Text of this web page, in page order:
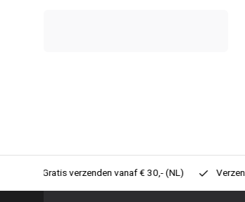
Verzendkosten € 2,95 (NL) Snelle